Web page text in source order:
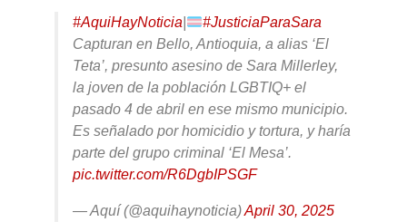
#AquiHayNoticia
#JusticiaParaSara
Capturan en Bello, Antioquia, a alias ‘El
Teta’, presunto asesino de Sara Millerley,
la joven de la población LGBTIQ+ el
pasado 4 de abril en ese mismo municipio.
Es señalado por homicidio y tortura, y haría
parte del grupo criminal ‘El Mesa’.
pic.twitter.com/R6DgbIPSGF
— Aquí (@aquihaynoticia)April 30, 2025